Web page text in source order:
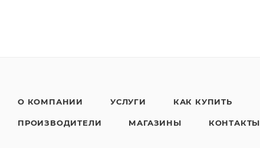
О КОМПАНИИ УСЛУГИ КАК КУПИТЬ
ПРОИЗВОДИТЕЛИ МАГАЗИНЫ КОНТАКТЫ